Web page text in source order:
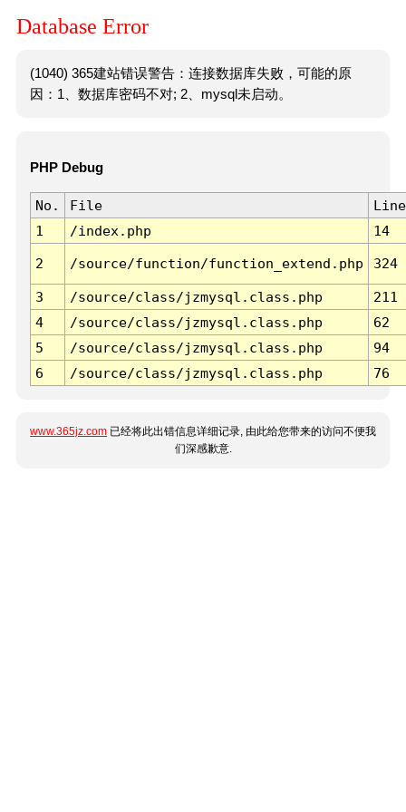
Database Error
(1040) 365建站错误警告：连接数据库失败，可能的原
因：1、数据库密码不对; 2、mysql未启动。
PHP Debug
No. File
Line
1
/index.php 14
2 /source/function/function_extend.php 324
3 /source/class/jzmysql.class.php
211
4
/source/class/jzmysql.class.php
62
5
/source/class/jzmysql.class.php
94
6
/source/class/jzmysql.class.php 76
www.365jz.com 已经将此出错信息详细记录, 由此给您带来的访问不便我
们深感歉意.